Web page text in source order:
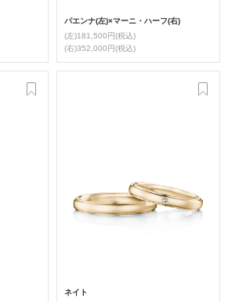
パエンナ(左)×マーニ・ハーフ(右)
(左)181,500円(税込)
(右)352,000円(税込)
ネイト